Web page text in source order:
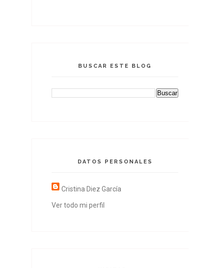
BUSCAR ESTE BLOG
DATOS PERSONALES
Cristina Diez García
Ver todo mi perfil